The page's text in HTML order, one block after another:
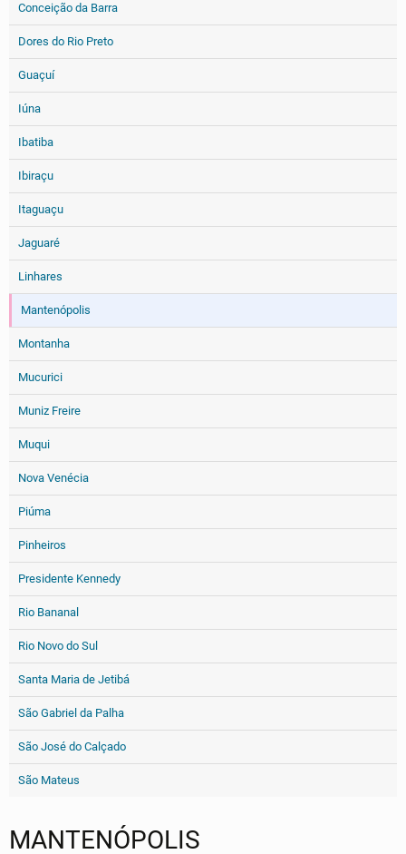
Conceição da Barra
Dores do Rio Preto
Guaçuí
Iúna
Ibatiba
Ibiraçu
Itaguaçu
Jaguaré
Linhares
Mantenópolis
Montanha
Mucurici
Muniz Freire
Muqui
Nova Venécia
Piúma
Pinheiros
Presidente Kennedy
Rio Bananal
Rio Novo do Sul
Santa Maria de Jetibá
São Gabriel da Palha
São José do Calçado
São Mateus
MANTENÓPOLIS